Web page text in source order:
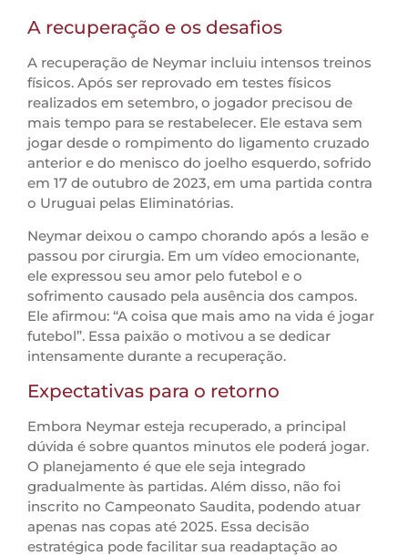
A recuperação e os desafios
A recuperação de Neymar incluiu intensos treinos
físicos. Após ser reprovado em testes físicos
realizados em setembro, o jogador precisou de
mais tempo para se restabelecer. Ele estava sem
jogar desde o rompimento do ligamento cruzado
anterior e do menisco do joelho esquerdo, sofrido
em 17 de outubro de 2023, em uma partida contra
o Uruguai pelas Eliminatórias.
Neymar deixou o campo chorando após a lesão e
passou por cirurgia. Em um vídeo emocionante,
ele expressou seu amor pelo futebol e o
sofrimento causado pela ausência dos campos.
Ele afirmou: “A coisa que mais amo na vida é jogar
futebol”. Essa paixão o motivou a se dedicar
intensamente durante a recuperação.
Expectativas para o retorno
Embora Neymar esteja recuperado, a principal
dúvida é sobre quantos minutos ele poderá jogar.
O planejamento é que ele seja integrado
gradualmente às partidas. Além disso, não foi
inscrito no Campeonato Saudita, podendo atuar
apenas nas copas até 2025. Essa decisão
estratégica pode facilitar sua readaptação ao